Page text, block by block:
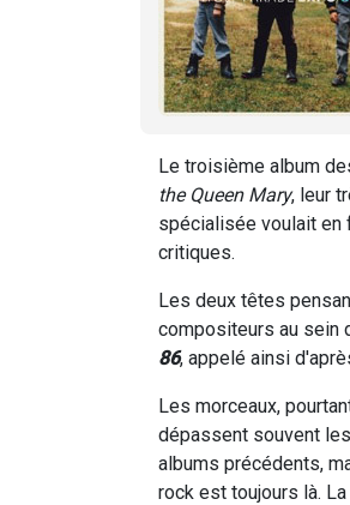
Le troisième album
the Queen Mary, leur
spécialisée voulait en
critiques.
Les deux têtes
compositeurs au sein
86, appelé ainsi
Les morceaux,
dépassent souvent
albums précédents,
rock est toujours là.